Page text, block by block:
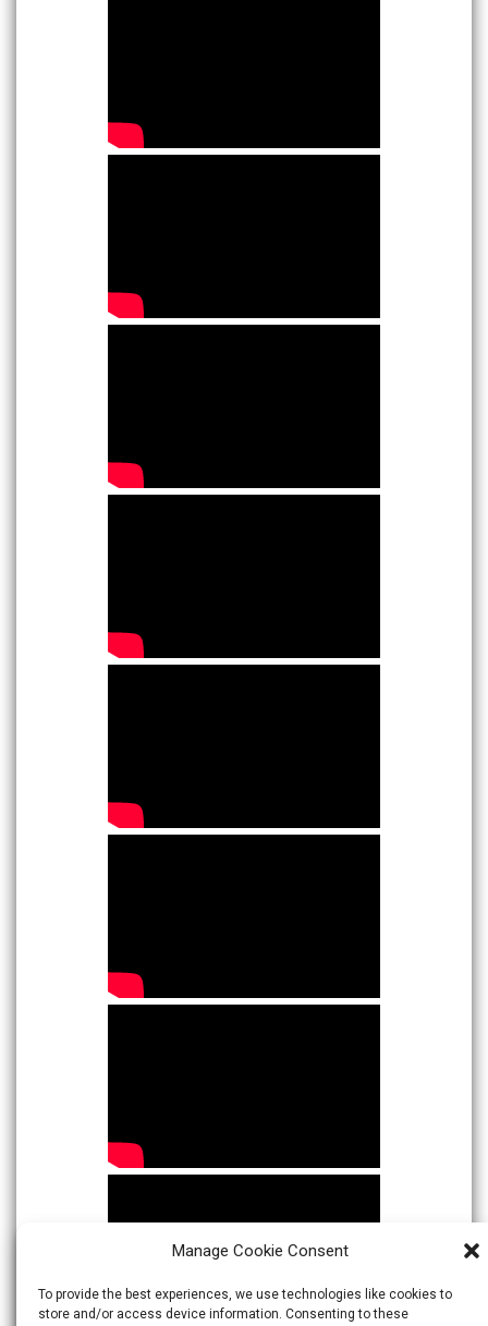
Manage Cookie Consent
To provide the best experiences, we use technologies like cookies to
store and/or access device information. Consenting to these